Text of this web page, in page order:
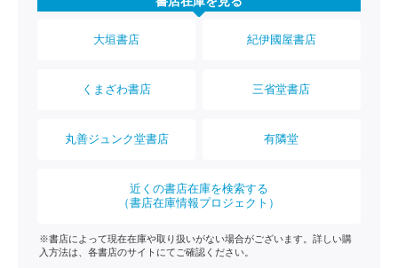
大垣書店 紀伊國屋書店
くまざわ書店 三省堂書店
丸善ジュンク堂書店 有隣堂
近くの書店在庫を検索する
（書店在庫情報プロジェクト）
※書店によって現在在庫や取り扱いがない場合がございます。詳しい購
入方法は、各書店のサイトにてご確認ください。